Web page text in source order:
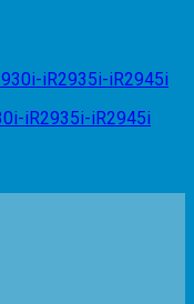
iR2935i-iR2945i